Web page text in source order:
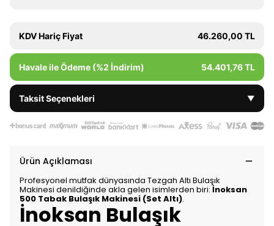
KDV Hariç Fiyat 46.260,00 TL
Havale ile Ödeme (%2 İndirim) 54.401,76 TL
Taksit Seçenekleri ▼
Ürün Açıklaması
Profesyonel mutfak dünyasında Tezgah Altı Bulaşık
Makinesi denildiğinde akla gelen isimlerden biri:İnoksan
500 Tabak Bulaşık Makinesi (Set Altı).
İnoksan Bulaşık